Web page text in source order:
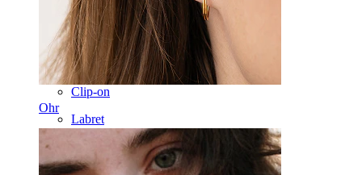
Ohr
Helix
Ohr
Septum
Clip-on
Labret